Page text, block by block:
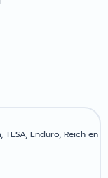
TESA, Enduro, Reich en